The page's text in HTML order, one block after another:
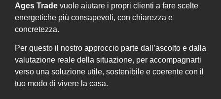
Ages Trade vuole aiutare i propri clienti a fare scelte
energetiche più consapevoli, con chiarezza e
concretezza.
Per questo il nostro approccio parte dall’ascolto e dalla
valutazione reale della situazione, per accompagnarti
verso una soluzione utile, sostenibile e coerente con il
tuo modo di vivere la casa.